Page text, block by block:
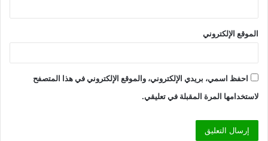
الموقع الإلكتروني
احفظ اسمي، بريدي الإلكتروني، والموقع الإلكتروني في هذا المتصفح
لاستخدامها المرة المقبلة في تعليقي.